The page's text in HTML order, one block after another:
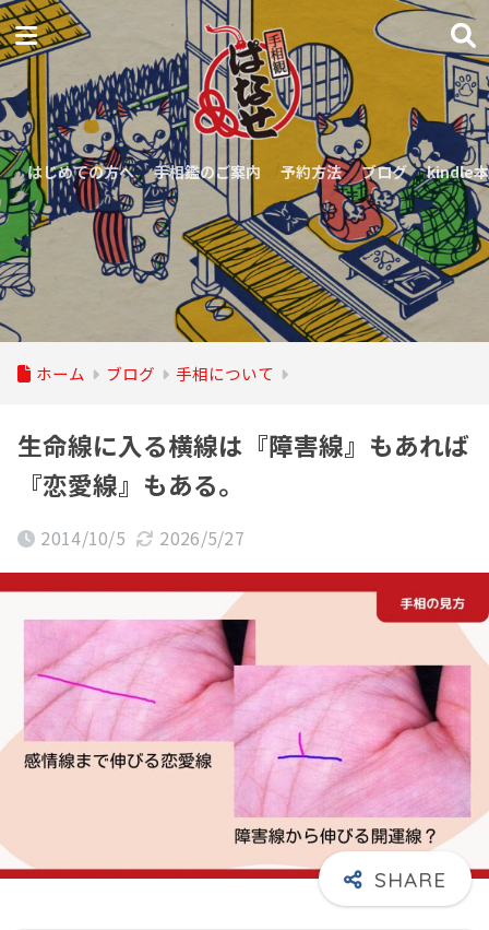
はじめての方へ 手相鑑のご案内 予約方法 ブログ kindle本
ホーム ブログ 手相について
生命線に入る横線は『障害線』もあれば
『恋愛線』もある。
2014/10/5 2026/5/27